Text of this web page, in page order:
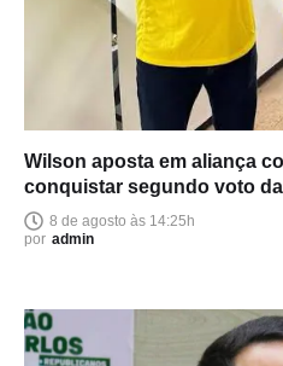
Wilson aposta em aliança
conquistar segundo voto
Senado
8 de agosto às 14:25h
por admin